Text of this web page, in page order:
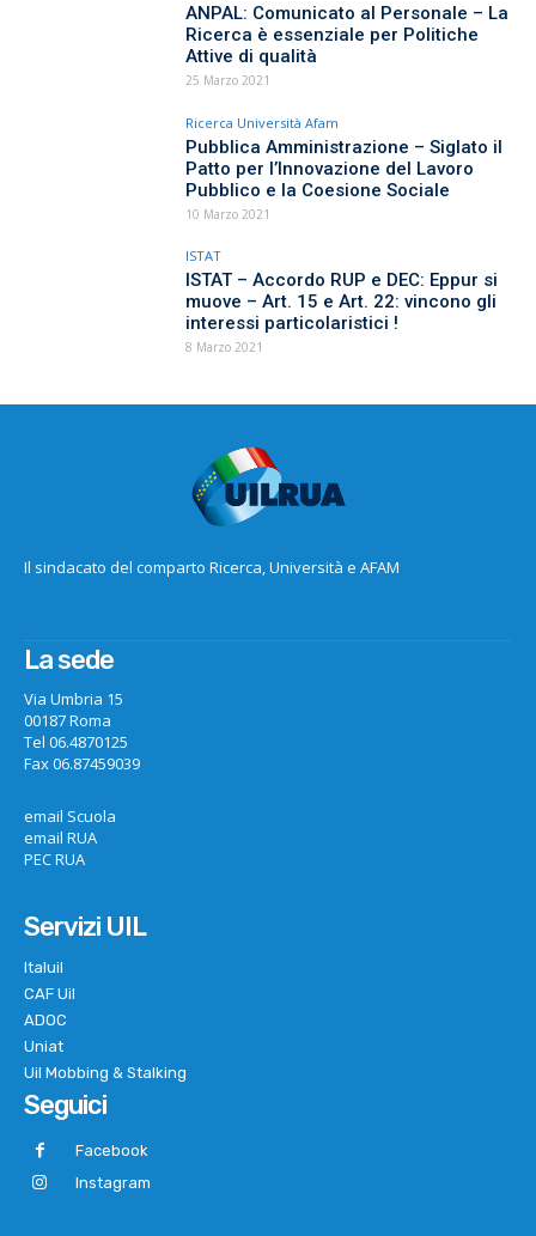
ANPAL: Comunicato al Personale – La
Ricerca è essenziale per Politiche
Attive di qualità
25 Marzo 2021
Ricerca Università Afam
Pubblica Amministrazione – Siglato il
Patto per l’Innovazione del Lavoro
Pubblico e la Coesione Sociale
10 Marzo 2021
ISTAT
ISTAT – Accordo RUP e DEC: Eppur si
muove – Art. 15 e Art. 22: vincono gli
interessi particolaristici !
8 Marzo 2021
Il sindacato del comparto Ricerca, Università e AFAM
La sede
Via Umbria 15
00187 Roma
Tel 06.4870125
Fax 06.87459039
email Scuola
email RUA
PEC RUA
Servizi UIL
Italuil
CAF Uil
ADOC
Uniat
Uil Mobbing & Stalking
Seguici
Facebook
Instagram